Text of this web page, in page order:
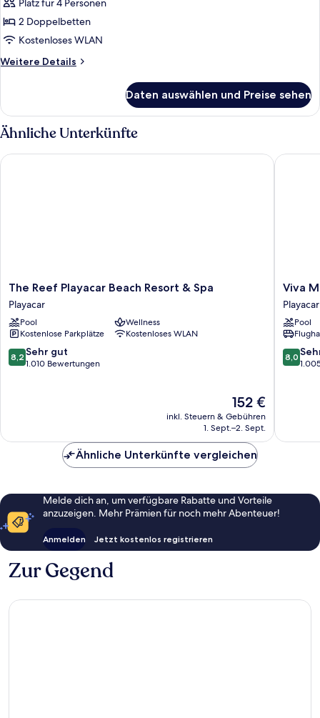
Room
Superior
with
Pool
View
Platz für 4 Personen
2 Doppelbetten
Kostenloses WLAN
Weitere Details
Weitere
Superior
with
Pool
View
Daten auswählen und Preise sehen
Ähnliche Unterkünfte
The
Reef
Playacar
Beach
Resort
&
Spa
The Reef Playacar Beach Resort & Spa
Playacar
Pool
Wellness
Kostenlose Parkplätze
Kostenloses WLAN
8.2
von
8,2 Sehr gut
1.010 Bewertungen
Der
Preis
beträgt
152 €
inkl. Steuern & Gebühren
1. Sept.–2. Sept.
The Reef Playacar Beach Resort & Spa
Viva
Maya
by
A
Resort
Viva
Playacar
Pool
8.0
von
8,0
Viva
Ähnliche Unterkünfte vergleichen
Melde dich an, um verfügbare Rabatte und Vorteile
anzuzeigen. Mehr Prämien für noch mehr Abenteuer!
Anmelden Jetzt kostenlos registrieren
Zur Gegend